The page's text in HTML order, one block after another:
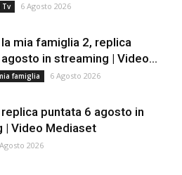
6 Agosto 2026
mia famiglia 2, replica
in streaming | Video...
famiglia 6 Agosto 2026
replica puntata 6 agosto in
| Video Mediaset
2026